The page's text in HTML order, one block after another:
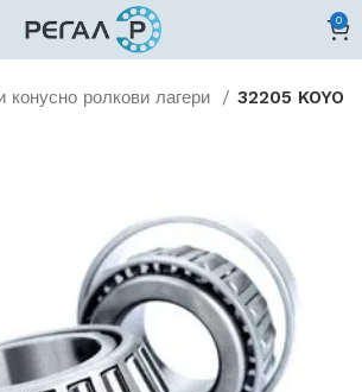
0
конусно ролкови лагери 32205 KOYO